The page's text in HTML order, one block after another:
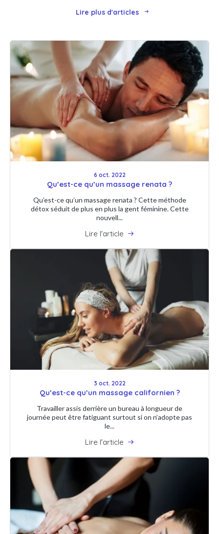
Lire plus d'articles
6 oct. 2022
Qu’est-ce qu’un massage renata ?
Qu’est-ce qu’un massage renata ? Cette méthode
détox séduit de plus en plus la gent féminine. Cette
nouvell...
Lire l'article
3 oct. 2022
Qu’est-ce qu’un massage californien ?
Travailler assis derrière un bureau à longueur de
journée peut être fatiguant surtout si on n’adopte pas
le...
Lire l'article